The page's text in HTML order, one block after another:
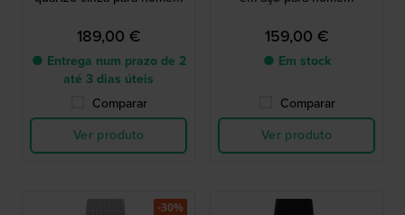
189,00 €
● Entrega num prazo de 2
até 3 dias úteis
Comparar
Ver produto
159,00 €
● Em stock
Comparar
Ver produto
-30%